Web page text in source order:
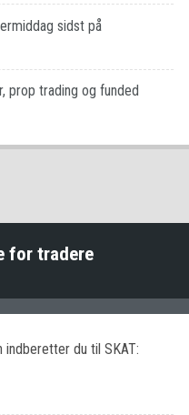
sidst på
prop trading og funded
for tradere
indberetter du til SKAT: